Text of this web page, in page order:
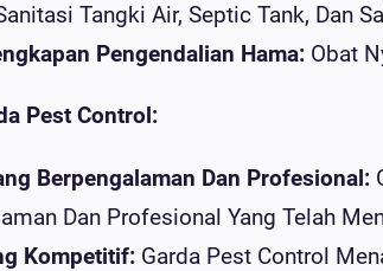
Tangki Air, Septic Tank, Dan
Pengendalian Hama: Obat
Pest Control:
Berpengalaman Dan Profesional:
Dan Profesional Yang Telah
Kompetitif: Garda Pest Control